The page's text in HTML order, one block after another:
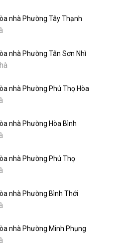
nhà Phường Tây Thạnh
nhà Phường Tân Sơn Nhì
nhà Phường Phú Thọ Hòa
nhà Phường Hòa Bình
nhà Phường Phú Thọ
nhà Phường Bình Thới
nhà Phường Minh Phụng